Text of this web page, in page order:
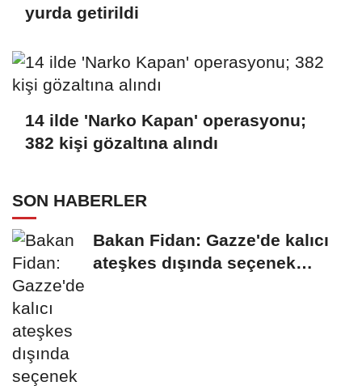
yurda getirildi
14 ilde 'Narko Kapan' operasyonu;
382 kişi gözaltına alındı
SON HABERLER
Bakan Fidan: Gazze'de kalıcı
ateşkes dışında seçenek